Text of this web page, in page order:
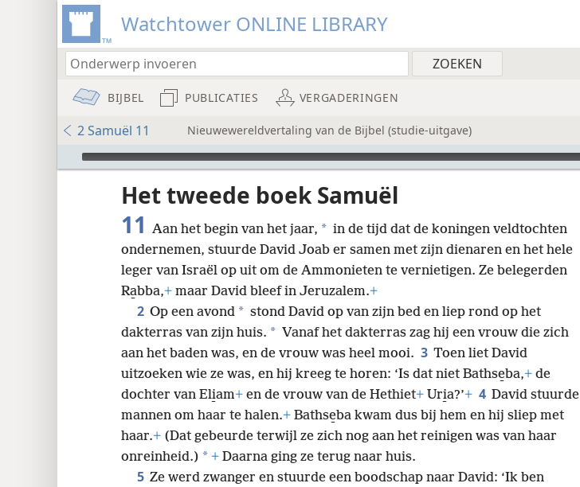
Watchtower ONLINE LIBRARY
BIJBEL PUBLICATIES VERGADERINGEN
2 Samuël 11 Nieuwewereldvertaling van de Bijbel (studie-uitgave)
Audio Player
Het tweede boek Samuël
11 Aan het begin van het jaar, * in de tijd dat de koningen veldtochten
ondernemen, stuurde David Joab er samen met zijn dienaren en het hele
leger van Israël op uit om de Ammonieten te vernietigen. Ze belegerden
Ra̱bba,+ maar David bleef in Jeruzalem.+
2 Op een avond * stond David op van zijn bed en liep rond op het
dakterras van zijn huis. * Vanaf het dakterras zag hij een vrouw die zich
aan het baden was, en de vrouw was heel mooi. 3 Toen liet David
uitzoeken wie ze was, en hij kreeg te horen: ‘Is dat niet Bathse̱ba,+ de
dochter van Eli̱am+ en de vrouw van de Hethiet+ Uri̱a?’+ 4 David stuurde
mannen om haar te halen.+ Bathse̱ba kwam dus bij hem en hij sliep met
haar.+ (Dat gebeurde terwijl ze zich nog aan het reinigen was van haar
onreinheid.) * + Daarna ging ze terug naar huis.
5 Ze werd zwanger en stuurde een boodschap naar David: ‘Ik ben